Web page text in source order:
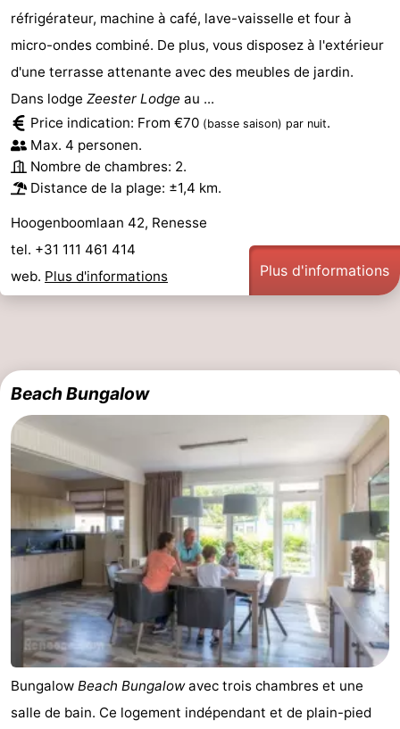
réfrigérateur, machine à café, lave-vaisselle et four à
micro-ondes combiné. De plus, vous disposez à l'extérieur
d'une terrasse attenante avec des meubles de jardin.
Dans lodge Zeester Lodge au ...
Price indication: From €70 (basse saison) par nuit.
Max. 4 personen.
Nombre de chambres: 2.
Distance de la plage: ±1,4 km.
Hoogenboomlaan 42, Renesse
tel. +31 111 461 414
web. Plus d'informations Plus d'informations
Beach Bungalow
Bungalow Beach Bungalowavec trois chambres et une
salle de bain. Ce logement indépendant et de plain-pied